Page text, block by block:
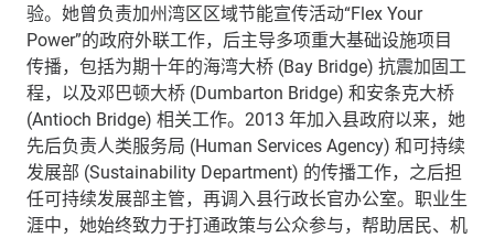
验。她曾负责加州湾区区域节能宣传活动“Flex Your
Power”的政府外联工作，后主导多项重大基础设施项目
传播，包括为期十年的海湾大桥 (Bay Bridge) 抗震加固工
程，以及邓巴顿大桥 (Dumbarton Bridge) 和安条克大桥
(Antioch Bridge) 相关工作。 2013 年加入县政府以来，她
先后负责人类服务局 (Human Services Agency) 和可持续
发展部 (Sustainability Department) 的传播工作，之后担
任可持续发展部主管，再调入县行政长官办公室。职业生
涯中，她始终致力于打通政策与公众参与，帮助居民、机